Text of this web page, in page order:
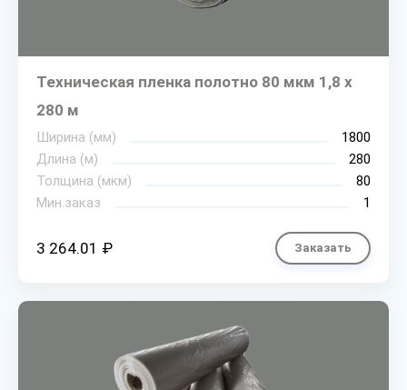
Техническая пленка полотно 80 мкм 1,8 х
280 м
Ширина (мм)
1800
Длина (м)
280
Толщина (мкм)
80
Мин.заказ
1
3 264.01 ₽ Заказать